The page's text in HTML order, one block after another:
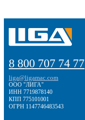
8 800 707 74 77
liga@ligamac.com
ООО "ЛИГА"
ИНН 7719878140
КПП 775101001
ОГРН 1147746483543